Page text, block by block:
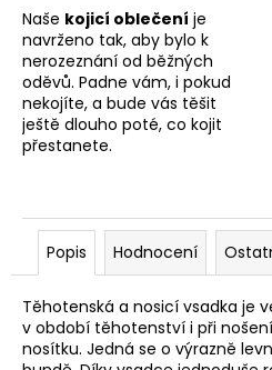
Naše kojicí oblečení je
navrženo tak, aby bylo k
nerozeznání od běžných
oděvů. Padne vám, i pokud
nekojíte, a bude vás těšit
ještě dlouho poté, co kojit
přestanete.
Popis Hodnocení
Těhotenská a nosicí vsadka je
v období těhotenství i při
nosítku. Jedná se o výrazně